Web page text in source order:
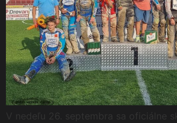
V nedeľu 26. septembra sa oficiálne